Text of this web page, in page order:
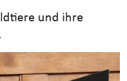
und ihre